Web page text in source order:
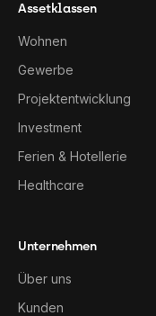
Assetklassen
Wohnen
Gewerbe
Projektentwicklung
Investment
Ferien & Hotellerie
Healthcare
Unternehmen
Über uns
Kunden